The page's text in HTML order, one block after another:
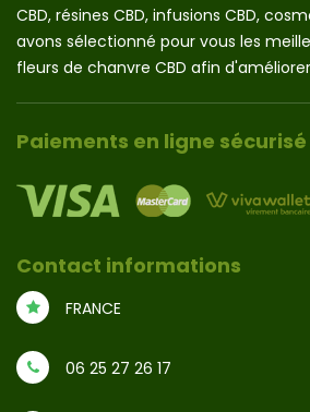
CBD, résines CBD, infusions CBD,
avons sélectionné pour vous les
fleurs de chanvre CBD afin
Paiements en ligne
Contact informations
FRANCE
06 25 27 26 17